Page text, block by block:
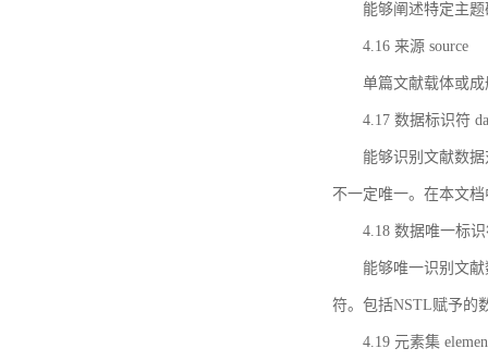
能够阐述特定主
4.16 来源 source
单篇文献载体或
4.17 数据标识符
能够识别文献数
不一定唯一。在本文
4.18 数据唯一标
能够唯一识别文
符。包括NSTL赋予的
4.19 元素集